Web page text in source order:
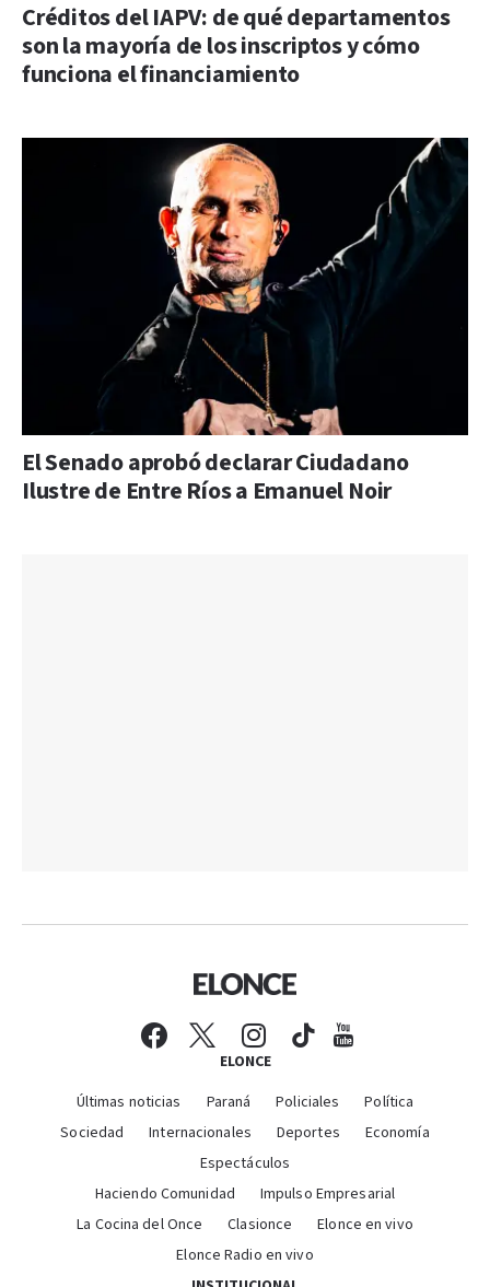
Créditos del IAPV: de qué departamentos
son la mayoría de los inscriptos y cómo
funciona el financiamiento
El Senado aprobó declarar Ciudadano
Ilustre de Entre Ríos a Emanuel Noir
ELONCE
Últimas noticias Paraná Policiales
Política
Sociedad
Internacionales Deportes
Economía
Espectáculos
Haciendo Comunidad
Impulso Empresarial
La Cocina del Once
Clasionce
Elonce en vivo
Elonce Radio en vivo